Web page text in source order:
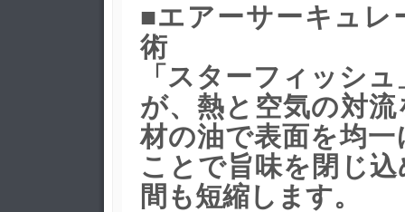
■エアーサーキュレ
術
「スターフィッシ
が、熱と空気の対
材の油で表面を均一
ことで旨味を閉じ
間も短縮します。